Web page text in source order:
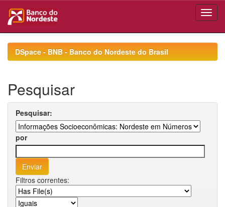
navigationDSpace - BNB - Banco do Nordeste do Brasil
Pesquisar
Pesquisar:
por
Filtros correntes: